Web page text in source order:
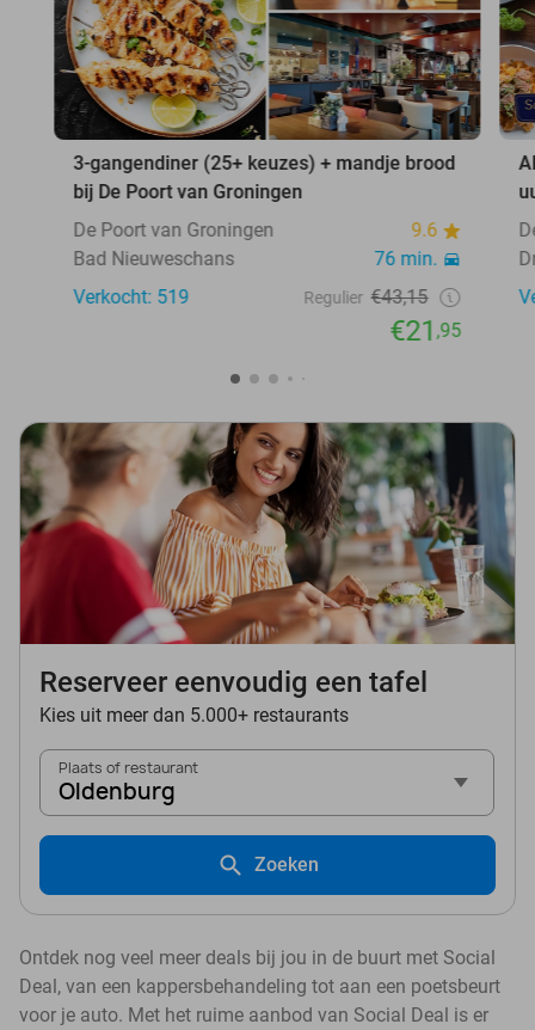
3-gangendiner (25+ keuzes) + mandje brood
bij De Poort van Groningen
De Poort van Groningen
9.6
Bad Nieuweschans
76 min.
Verkocht: 519
Regulier €43,15
€21,95
Reserveer eenvoudig een tafel
Kies uit meer dan 5.000+ restaurants
Plaats of restaurant
Oldenburg
Zoeken
Ontdek nog veel meer deals bij jou in de buurt met Social
Deal, van een kappersbehandeling tot aan een poetsbeurt
voor je auto. Met het ruime aanbod van Social Deal is er